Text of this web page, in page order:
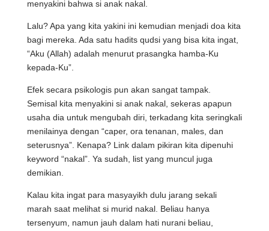
menyakini bahwa si anak nakal.
Lalu? Apa yang kita yakini ini kemudian menjadi doa kita
bagi mereka. Ada satu hadits qudsi yang bisa kita ingat,
“Aku (Allah) adalah menurut prasangka hamba-Ku
kepada-Ku”.
Efek secara psikologis pun akan sangat tampak.
Semisal kita menyakini si anak nakal, sekeras apapun
usaha dia untuk mengubah diri, terkadang kita seringkali
menilainya dengan “caper, ora tenanan, males, dan
seterusnya”. Kenapa? Link dalam pikiran kita dipenuhi
keyword “nakal”. Ya sudah, list yang muncul juga
demikian.
Kalau kita ingat para masyayikh dulu jarang sekali
marah saat melihat si murid nakal. Beliau hanya
tersenyum, namun jauh dalam hati nurani beliau,